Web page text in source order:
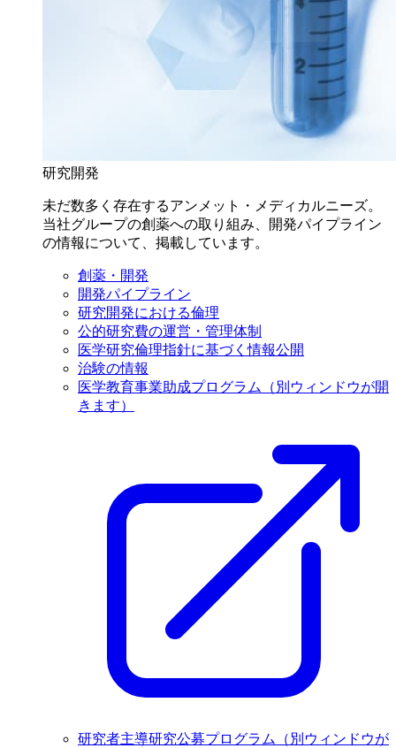
研究開発
未だ数多く存在するアンメット・メディカルニーズ。
当社グループの創薬への取り組み、開発パイプライン
の情報について、掲載しています。
創薬・開発
開発パイプライン
研究開発における倫理
公的研究費の運営・管理体制
医学研究倫理指針に基づく情報公開
治験の情報
医学教育事業助成プログラム
（別ウィンドウが開
きます）
研究者主導研究公募プログラム
（別ウィンドウが